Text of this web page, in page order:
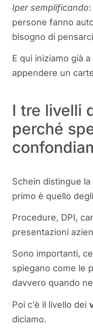
Iper semplificando
persone fanno
bisogno di
E qui iniziamo già
appendere un
I tre livelli
perché
Schein distingue
primo è quello degli
Procedure, DPI,
presentazioni
Sono importanti,
spiegano come le
davvero quando
Poi c’è il livello dei
diciamo.